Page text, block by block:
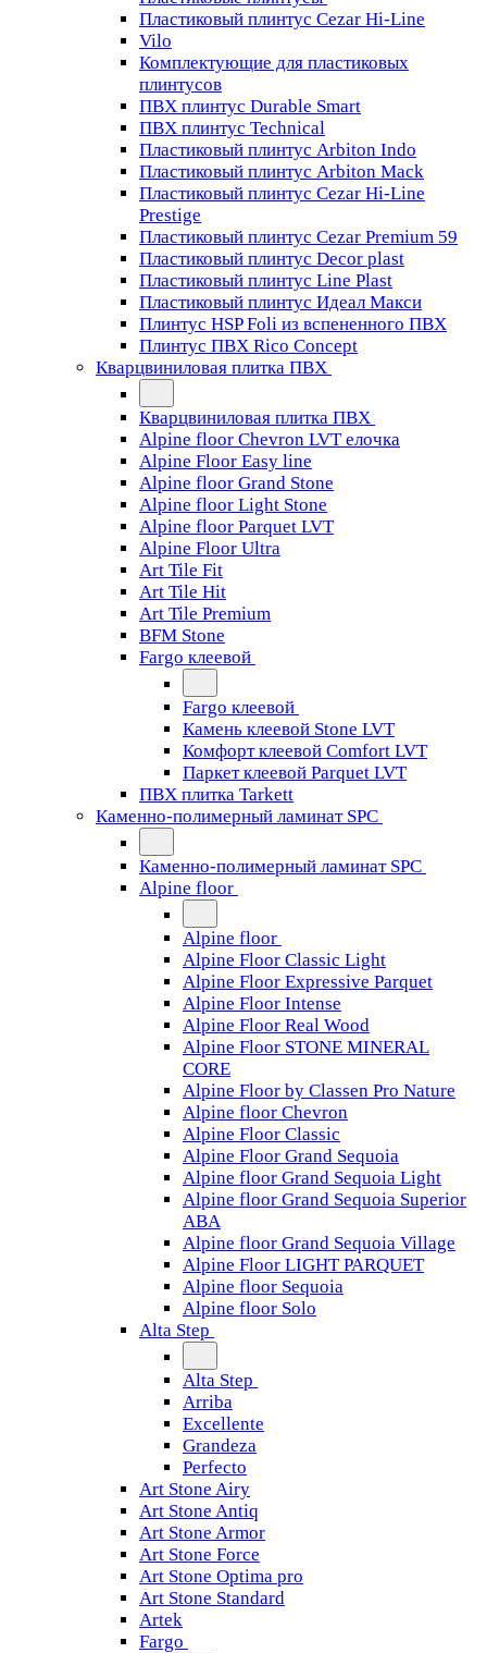
Пластиковый плинтус Cezar Hi-Line
Vilo
Комплектующие для пластиковых
плинтусов
ПВХ плинтус Durable Smart
ПВХ плинтус Technical
Пластиковый плинтус Arbiton Indo
Пластиковый плинтус Arbiton Mack
Пластиковый плинтус Cezar Hi-Line
Prestige
Пластиковый плинтус Cezar Premium 59
Пластиковый плинтус Decor plast
Пластиковый плинтус Line Plast
Пластиковый плинтус Идеал Макси
Плинтус HSP Foli из вспененного ПВХ
Плинтус ПВХ Rico Concept
Кварцвиниловая плитка ПВХ
Кварцвиниловая плитка ПВХ
Alpine floor Chevron LVT елочка
Alpine Floor Easy line
Alpine floor Grand Stone
Alpine floor Light Stone
Alpine floor Parquet LVT
Alpine Floor Ultra
Art Tile Fit
Art Tile Hit
Art Tile Premium
BFM Stone
Fargo клеевой
Fargo клеевой
Камень клеевой Stone LVT
Комфорт клеевой Comfort LVT
Паркет клеевой Parquet LVT
ПВХ плитка Tarkett
Каменно-полимерный ламинат SPC
Каменно-полимерный ламинат SPC
Alpine floor
Alpine floor
Alpine Floor Classic Light
Alpine Floor Expressive Parquet
Alpine Floor Intense
Alpine Floor Real Wood
Alpine Floor STONE MINERAL
CORE
Alpine Floor by Classen Pro Nature
Alpine floor Chevron
Alpine Floor Classic
Alpine Floor Grand Sequoia
Alpine floor Grand Sequoia Light
Alpine floor Grand Sequoia Superior
ABA
Alpine floor Grand Sequoia Village
Alpine Floor LIGHT PARQUET
Alpine floor Sequoia
Alpine floor Solo
Alta Step
Alta Step
Arriba
Excellente
Grandeza
Perfecto
Art Stone Airy
Art Stone Antiq
Art Stone Armor
Art Stone Force
Art Stone Optima pro
Art Stone Standard
Artek
Fargo